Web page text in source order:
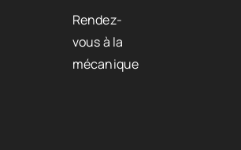
Rendez-
vous à la
mécanique